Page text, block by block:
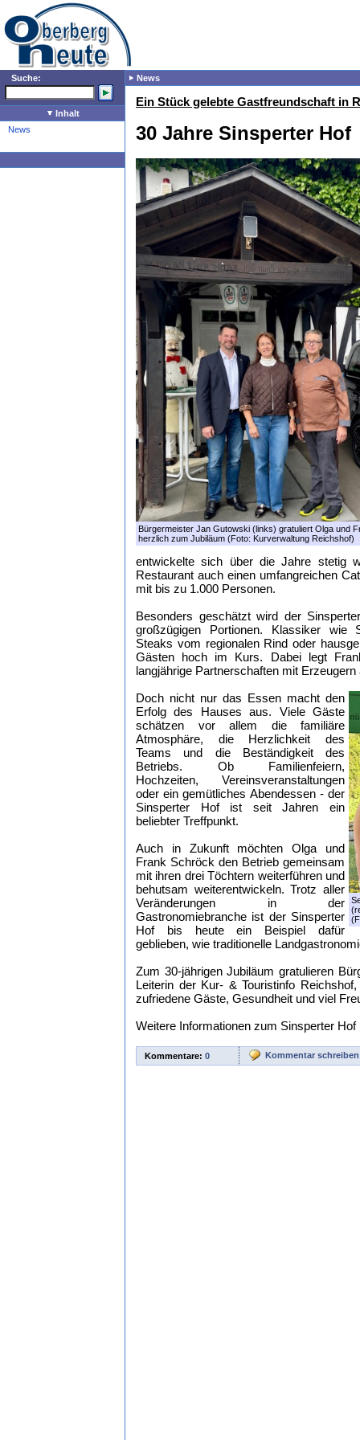
Suche:
Inhalt
News
News
Ein Stück gelebte Gastfreundschaft in
30 Jahre Sinsperter Hof
Bürgermeister Jan Gutowski (links) gratuliert Olga und
herzlich zum Jubiläum (Foto: Kurverwaltung Reichshof)
entwickelte sich über die Jahre stetig
Restaurant auch einen umfangreichen
mit bis zu 1.000 Personen.
Besonders geschätzt wird der
großzügigen Portionen. Klassiker wie
Steaks vom regionalen Rind oder
Gästen hoch im Kurs. Dabei legt
langjährige Partnerschaften mit
Doch nicht nur das Essen macht den
Erfolg des Hauses aus. Viele Gäste
schätzen vor allem die familiäre
Atmosphäre, die Herzlichkeit des
Teams und die Beständigkeit des
Betriebs. Ob Familienfeiern,
Hochzeiten, Vereinsveranstaltungen
oder ein gemütliches Abendessen - der
Sinsperter Hof ist seit Jahren ein
beliebter Treffpunkt.
Auch in Zukunft möchten Olga und
Frank Schröck den Betrieb gemeinsam
mit ihren drei Töchtern weiterführen und
behutsam weiterentwickeln. Trotz aller
Veränderungen in der
Gastronomiebranche ist der Sinsperter
Hof bis heute ein Beispiel dafür
geblieben, wie traditionelle
Zum 30-jährigen Jubiläum gratulieren
Leiterin der Kur- & Touristinfo
zufriedene Gäste, Gesundheit und viel
Weitere Informationen zum Sinsperter
Kommentare: 0 Kommentar schreiben